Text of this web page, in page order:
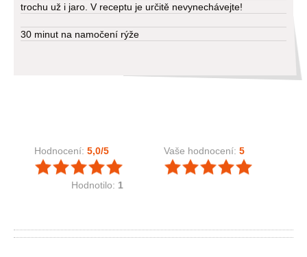
trochu už i jaro. V receptu je určitě nevynechávejte!
30 minut na namočení rýže
Hodnocení: 5,0/5
Hodnotilo: 1
Vaše hodnocení: 5